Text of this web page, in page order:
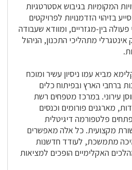
המקומיות בגיבוש אסטרטגיות
בזיהוי הזדמנויות לפרויקטים
פעולה בין-מגזריים, ומוודא שעבודה
מתהליכי התכנון, הניהול
מביא עמו ניסיון עשיר ומוכח
ברחבי הארץ ובפיתוח כלים
עירוני. במרכז מטפחים רשת
מארגנים פורומים וכנסים
פלטפורמה דיגיטלית
מקצועית. כל אלה מאפשרים
מתמשכת, לעודד חדשנות
האקלימיים הופכים למציאות